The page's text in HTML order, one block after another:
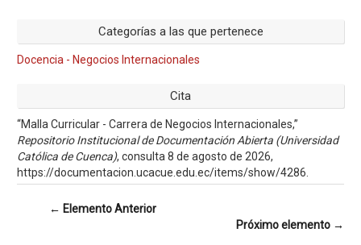
Categorías a las que pertenece
Docencia - Negocios Internacionales
Cita
“Malla Curricular - Carrera de Negocios Internacionales,”
Repositorio Institucional de Documentación Abierta (Universidad
Católica de Cuenca), consulta 8 de agosto de 2026,
https://documentacion.ucacue.edu.ec/items/show/4286
← Elemento Anterior
Próximo elemento →